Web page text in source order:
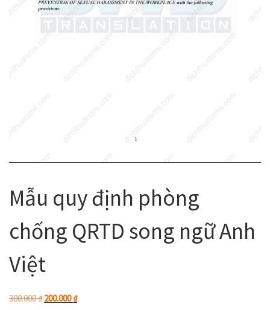
Mẫu quy định phòng
chống QRTD song ngữ Anh
Việt
300.000₫ Giá gốc là: 300.000 ₫.
200.000₫Giá hiện tại là: 200.000 ₫.